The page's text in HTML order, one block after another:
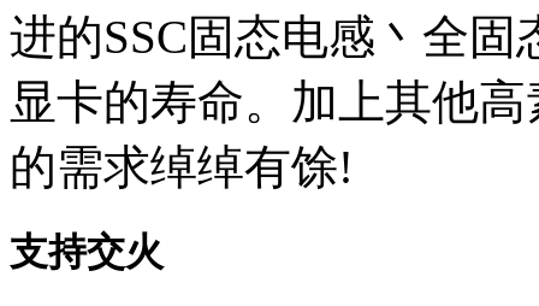
进的SSC固态电感丶全
显卡的寿命。加上其他
的需求绰绰有馀!
支持交火